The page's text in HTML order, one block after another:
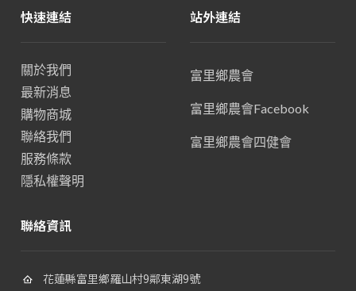
快速連結
關於我們
最新消息
購物商城
聯絡我們
服務條款
隱私權聲明
站外連結
富里鄉農會
富里鄉農會Facebook
富里鄉農會四健會
聯絡資訊
花蓮縣富里鄉羅山村9鄰東湖9號